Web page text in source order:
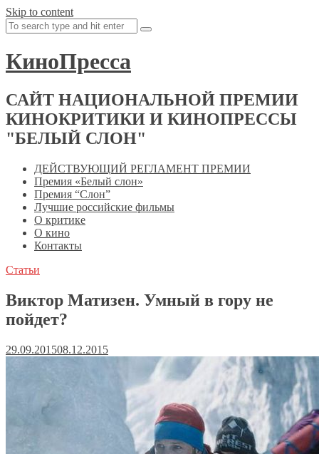
Skip to content
КиноПресса
САЙТ НАЦИОНАЛЬНОЙ ПРЕМИИ
КИНОКРИТИКИ И КИНОПРЕССЫ
"БЕЛЫЙ СЛОН"
ДЕЙСТВУЮЩИЙ РЕГЛАМЕНТ ПРЕМИИ
Премия «Белый слон»
Премия “Слон”
Лучшие российские фильмы
О критике
О кино
Контакты
Статьи
Виктор Матизен. Умный в гору не
пойдет?
29.09.201508.12.2015